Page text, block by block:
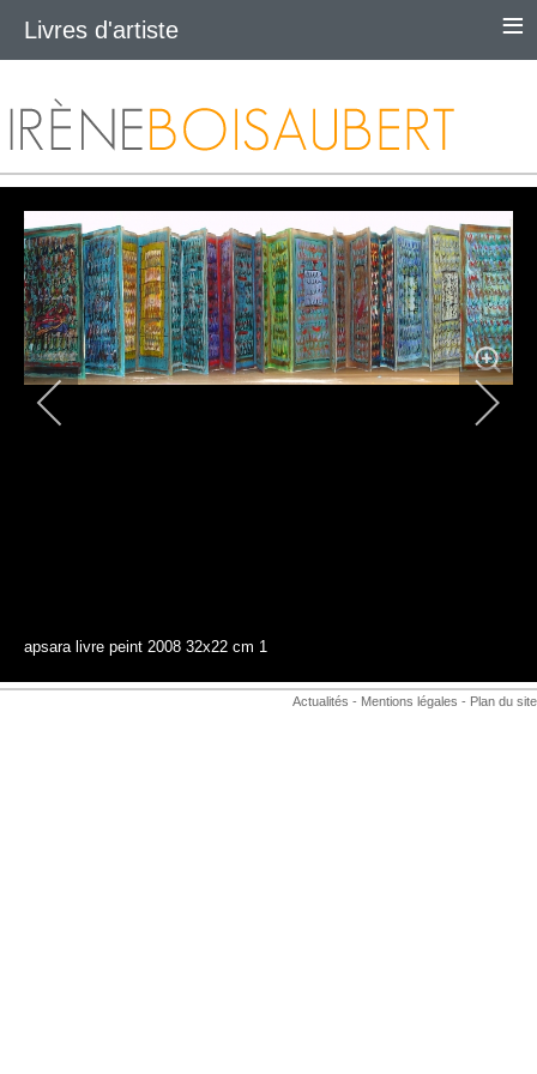
apsara livre peint 2008 32x22 cm 1
Actualités - Mentions légales - Plan du site
Livres d'artiste ≡